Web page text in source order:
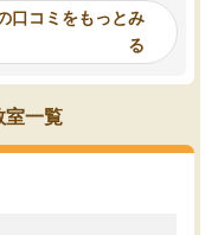
らないところをピンポイ
頂いて、とてもわかり
していました。一生を
スト、多少お金がかかっ
思い切って入塾してよか
口コミをもっとみ
る
室一覧